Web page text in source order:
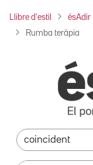
Llibre d'estil ésAdir
Rumba teràpia